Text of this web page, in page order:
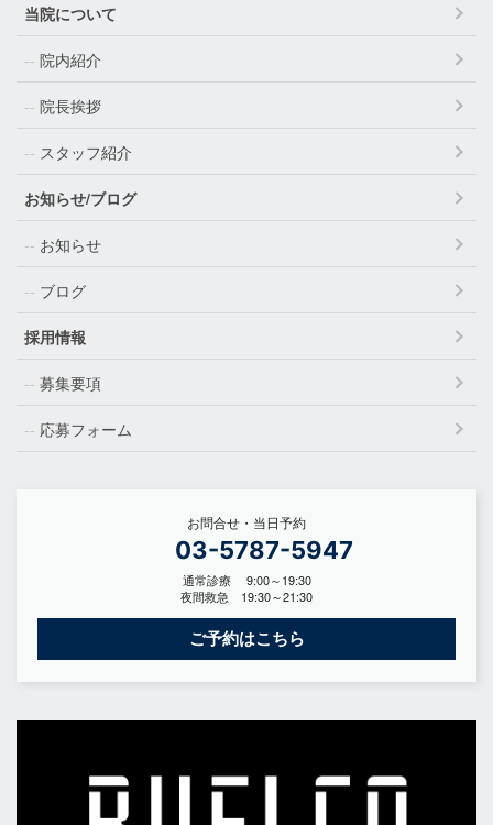
当院について
院内紹介
院長挨拶
スタッフ紹介
お知らせ/ブログ
お知らせ
ブログ
採用情報
募集要項
応募フォーム
お問合せ・当日予約
03-5787-5947
通常診療 9:00～19:30
夜間救急 19:30～21:30
ご予約はこちら